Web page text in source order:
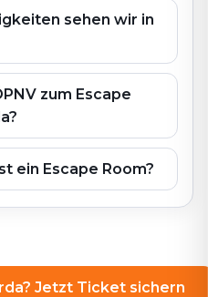
sehen wir in
zum Escape
ein Escape Room?
Jetzt Ticket sichern